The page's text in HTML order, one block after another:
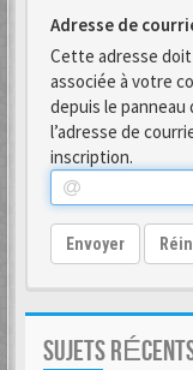
Adresse de
Cette adresse doit
associée à votre
depuis le panneau
l’adresse de
inscription.
Envoyer
SUJETS